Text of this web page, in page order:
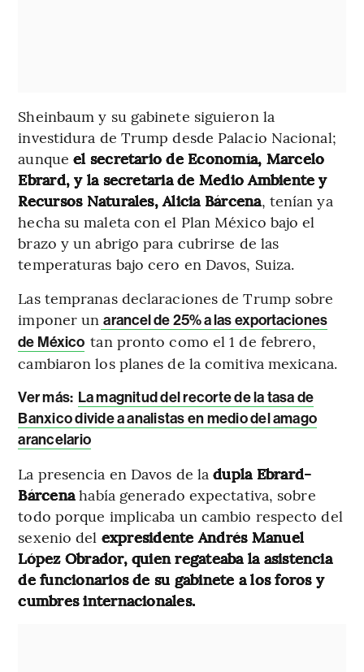
Sheinbaum y su gabinete siguieron la
investidura de Trump desde Palacio Nacional;
aunqueel secretario de Economía, Marcelo
Ebrard, y la secretaria de Medio Ambiente y
Recursos Naturales, Alicia Bárcena, tenían ya
hecha su maleta con el Plan México bajo el
brazo y un abrigo para cubrirse de las
temperaturas bajo cero en Davos, Suiza.
Las tempranas declaraciones de Trump sobre
imponer un arancel de 25% a las exportaciones
de México tan pronto como el 1 de febrero,
cambiaron los planes de la comitiva mexicana.
Ver más: La magnitud del recorte de la tasa de
Banxico divide a analistas en medio del amago
arancelario
La presencia en Davos de ladupla Ebrard-
Bárcenahabía generado expectativa, sobre
todo porque implicaba un cambio respecto del
sexenio del expresidente Andrés Manuel
López Obrador, quien regateaba la asistencia
de funcionarios de su gabinete a los foros y
cumbres internacionales.